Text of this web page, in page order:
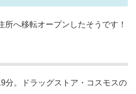
所へ移転オープンしたそうです！
分。ドラッグストア・コスモスの